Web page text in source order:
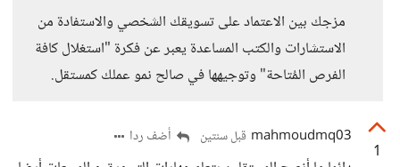
مزجك بين الاعتماد على تسويقك الشخصي والاستفادة من
الاستشارات والكتب المساعدة يعبر عن فكرة "استغلال كافة
الفرص المُتاحة" وتوجيهها في صالح نمو عملك كمستقل.
1
mahmoudmq03 قبل سنتين أضف ردا